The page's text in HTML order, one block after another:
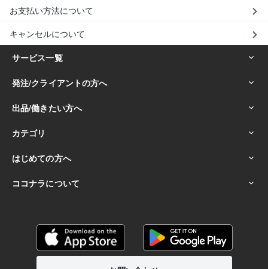
お支払い方法について
キャンセルについて